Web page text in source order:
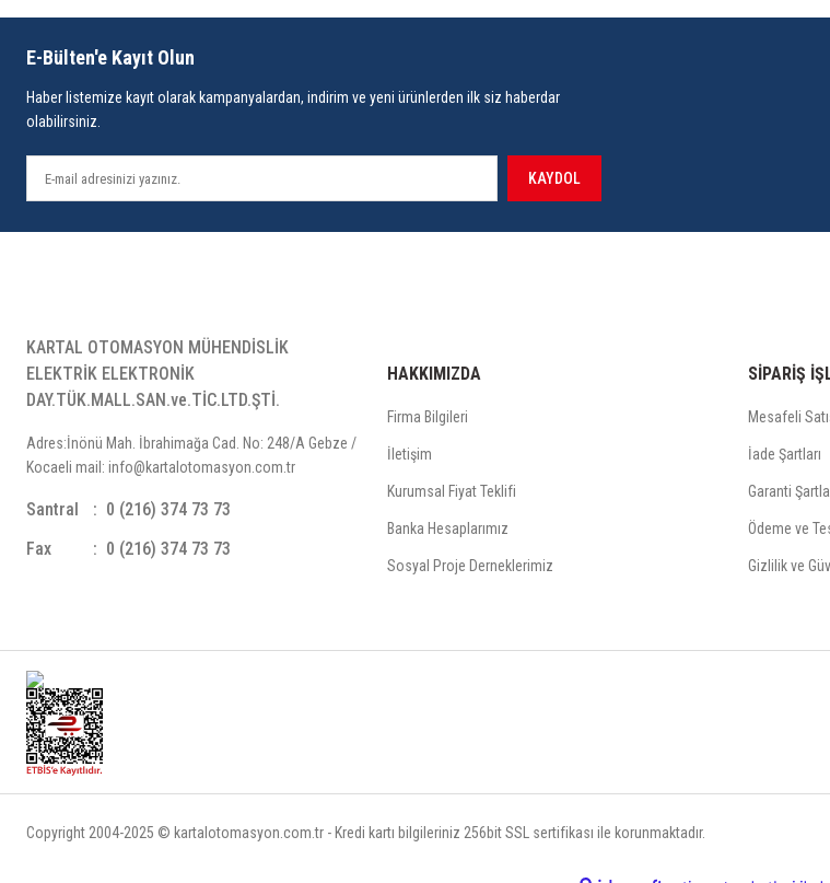
E-Bülten'e Kayıt Olun
Haber listemize kayıt olarak kampanyalardan, indirim ve yeni ürünlerden ilk siz haberdar
olabilirsiniz.
KAYDOL
KARTAL OTOMASYON MÜHENDİSLİK
ELEKTRİK ELEKTRONİK
DAY.TÜK.MALL.SAN.ve.TİC.LTD.ŞTİ.
Adres:İnönü Mah. İbrahimağa Cad. No: 248/A Gebze /
Kocaeli mail: info@kartalotomasyon.com.tr
Santral
0 (216) 374 73 73
Fax
0 (216) 374 73 73
HAKKIMIZDA
Firma Bilgileri
İletişim
Kurumsal Fiyat Teklifi
Banka Hesaplarımız
Sosyal Proje Derneklerimiz
SİPARİŞ
Mesafeli
İade Şartları
Garanti
Ödeme ve
Gizlilik ve
Copyright 2004-2025 © kartalotomasyon.com.tr - Kredi kartı bilgileriniz 256bit SSL sertifikası ile korunmaktadır.